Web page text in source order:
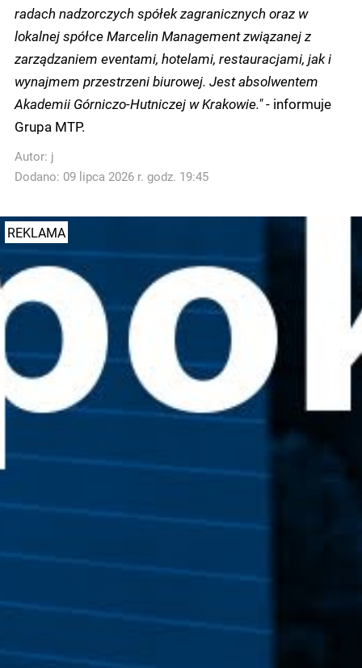
radach nadzorczych spółek zagranicznych oraz w
lokalnej spółce Marcelin Management związanej z
zarządzaniem eventami, hotelami, restauracjami, jak i
wynajmem przestrzeni biurowej. Jest absolwentem
Akademii Górniczo-Hutniczej w Krakowie."- informuje
Grupa MTP.
Autor: j
Dodano: 09 lipca 2026 r. godz. 19:45
REKLAMA